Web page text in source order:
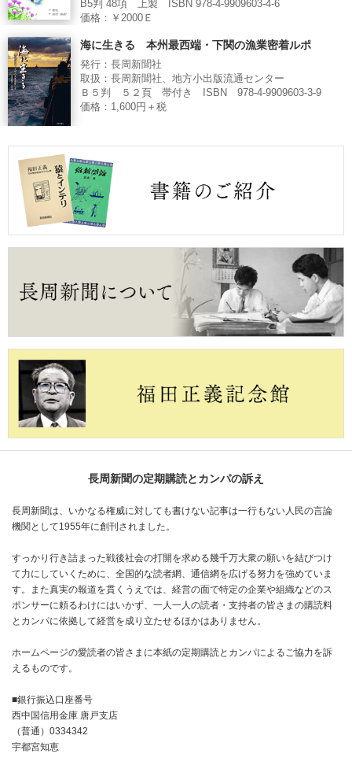
B5判 48項 上製 ISBN 978-4-9909603-4-6
価格：￥2000Ｅ
海に生きる 本州最西端・下関の漁業密着ルポ
発行：長周新聞社
取扱：長周新聞社、地方小出版流通センター
Ｂ５判 ５２頁 帯付き ISBN 978-4-9909603-3-9
価格：1,600円＋税
長周新聞の定期購読とカンパの訴え
長周新聞は、いかなる権威に対しても書けない記事は一行もない人民の言論
機関として1955年に創刊されました。
すっかり行き詰まった戦後社会の打開を求める幾千万大衆の願いを結びつけ
て力にしていくために、全国的な読者網、通信網を広げる努力を強めていま
す。また真実の報道を貫くうえでは、経営の面で特定の企業や組織などのス
ポンサーに頼るわけにはいかず、一人一人の読者・支持者の皆さまの購読料
とカンパに依拠して経営を成り立たせるほかはありません。
ホームページの愛読者の皆さまに本紙の定期購読とカンパによるご協力を訴
えるものです。
■銀行振込口座番号
西中国信用金庫 唐戸支店
（普通）0334342
宇都宮知恵